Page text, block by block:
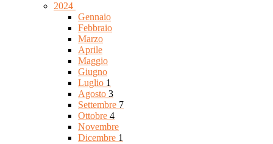
2024
Gennaio
Febbraio
Marzo
Aprile
Maggio
Giugno
Luglio 1
Agosto 3
Settembre 7
Ottobre 4
Novembre
Dicembre 1